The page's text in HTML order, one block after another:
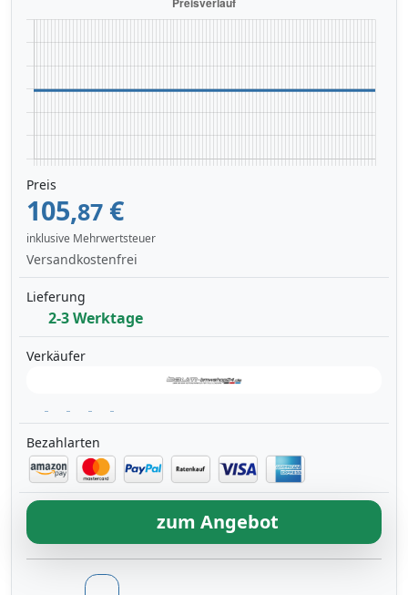
Preis
105,87 €
inklusive Mehrwertsteuer
Versandkostenfrei
Lieferung
2-3 Werktage
Verkäufer
Bezahlarten
zum Angebot